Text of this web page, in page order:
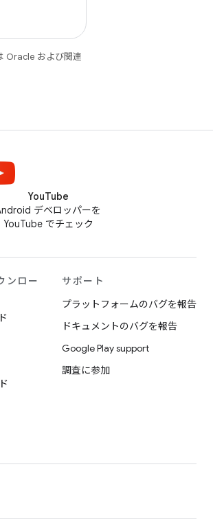
Oracle および関連
YouTube
デベロッパーを
YouTube でチェック
ンロー
サポート
プラットフォームのバグを報告
ドキュメントのバグを報告
Google Play support
調査に参加